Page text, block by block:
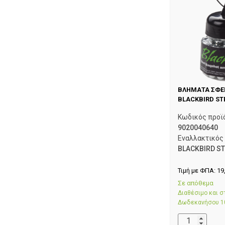
ΒΛΗΜΑΤΑ
BLACKBIRD
Κωδικός
9020040640
BLACKBIRD
Τιμή με ΦΠΑ:
Σε απόθεμα
Διαθέσιμο και
Δωδεκανήσου